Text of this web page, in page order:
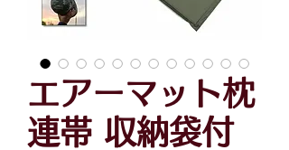
エアーマット枕
連帯 収納袋付